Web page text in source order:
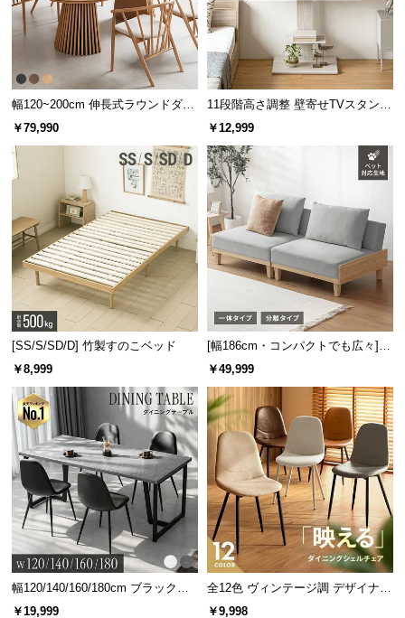
キ
ャ
ル
に
つ
保
証
に
つ
て
会
員
規
約
に
つ
い
て
お
客
幅120~200cm 伸長式ラウンドダイ
ニングテーブル 6人掛け 天然木突
板 美しい格子デザイン
￥79,990
11段階高さ調整 壁寄せTVスタンド
キャスター付き 上下左右角度調節
￥12,999
[SS/S/SD/D] 竹製すのこベッド
￥8,999
[幅186cm・コンパクトでも広々] 3
人掛けソファベッド リクライニン
￥49,999
幅120/140/160/180cm ブラックフ
レーム ダイニング 大理石調 4人掛
￥19,999
全12色 ヴィンテージ調 デザイナー
ズシェルチェア
￥9,998